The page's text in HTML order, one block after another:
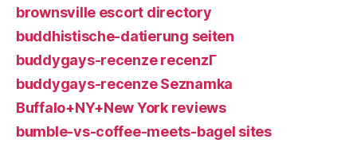
brownsville escort directory
buddhistische-datierung seiten
buddygays-recenze recenzГ­
buddygays-recenze Seznamka
Buffalo+NY+New York reviews
bumble-vs-coffee-meets-bagel sites